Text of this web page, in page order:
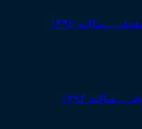
۱۳۹۲